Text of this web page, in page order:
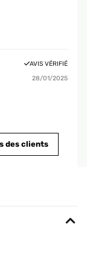
AVIS VÉRIFIÉ
28/01/2025
des clients